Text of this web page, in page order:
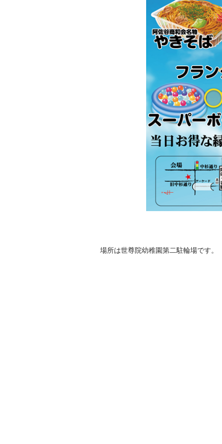
場所は世尊院幼稚園第二駐輪場です。